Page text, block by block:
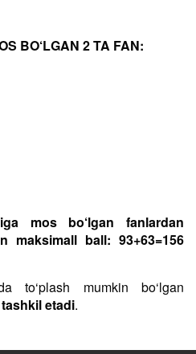
BO‘LGAN 2 TA FAN:
mos bo‘lgan fanlardan
maksimall ball: 93+63=156
to‘plash mumkin bo‘lgan
etadi.